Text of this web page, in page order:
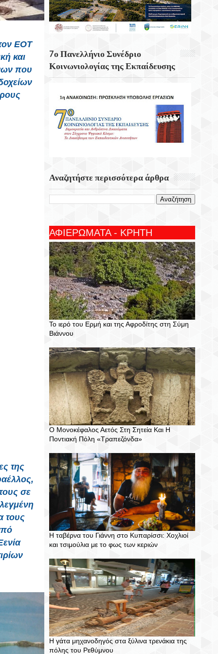
ΕΟΤ
και
που
της
σε
τους
Κουνάβοι Του Δήμου Αρχανών
Αστερουσίων
Προϊόντων, Οικοτεχνίας & Χειροτεχνίας
7ο Πανελλήνιο Συνέδριο
Κοινωνιολογίας της Εκπαίδευσης
Αναζητήστε περισσότερα άρθρα
ΑΦΙΕΡΩΜΑΤΑ - ΚΡΗΤΗ
Το ιερό του Ερμή και της Αφροδίτης στη Σύμη
Βιάννου
Ο Μονοκέφαλος Αετός Στη Σητεία Και Η
Ποντιακή Πόλη «Τραπεζόνδα»
Η ταβέρνα του Γιάννη στο Κυπαρίσσι: Χοχλιοί
και τσιμούλια με το φως των κεριών
Η γάτα μηχανοδηγός στα ξύλινα τρενάκια της
πόλης του Ρεθύμνου